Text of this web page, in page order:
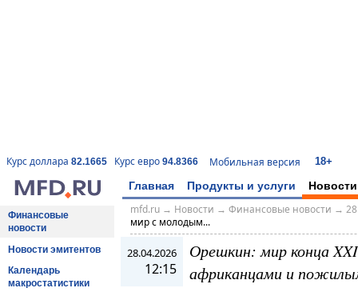
Курс доллара 82.1665 Курс евро 94.8366 Мобильная версия 18+
Главная Продукты и услуги Новости
Финансовые
новости
Новости эмитентов
Календарь
макростатистики
mfd.ru→ Новости → Финансовые новости →
мир с молодым...
28.04.2026
12:15
Орешкин: мир конца
африканцами и